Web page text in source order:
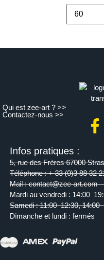
Qui est zee-art ? >>
Contactez-nous >>
Infos pratiques :
5, rue des Frères 67000
Téléphone : + 33 (0)3 88 32
Mail : contact@zee-art.com
Mardi au vendredi :
Samedi : 11:00–12:30,
Dimanche et lundi : fermés